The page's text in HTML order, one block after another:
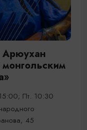
Арюухан
Пт. 10:30
45